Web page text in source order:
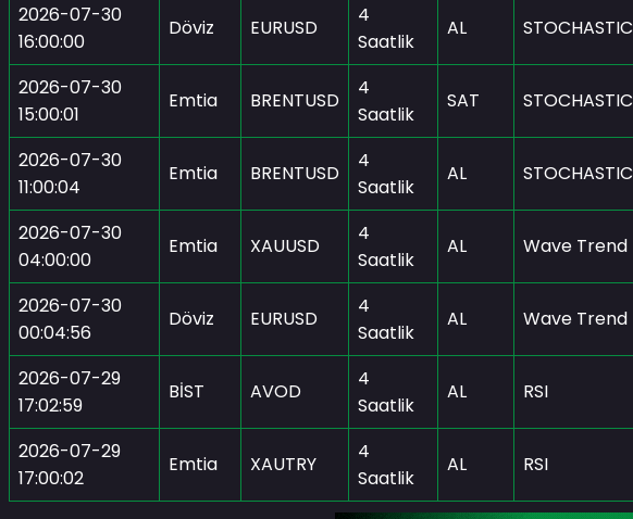
2026-07-30
16:00:00
Döviz EURUSD
4
Saatlik
AL STOCHASTIC
2026-07-30
15:00:01
Emtia BRENTUSD
4
Saatlik
SAT STOCHASTIC
2026-07-30
11:00:04
Emtia BRENTUSD
4
Saatlik
AL STOCHASTIC
2026-07-30
04:00:00
Emtia XAUUSD
4
Saatlik
AL Wave Trend
2026-07-30
00:04:56
Döviz EURUSD
4
Saatlik
AL Wave Trend
2026-07-29
17:02:59
BİST AVOD
4
Saatlik
AL RSI
2026-07-29
17:00:02
Emtia XAUTRY
4
Saatlik
AL RSI